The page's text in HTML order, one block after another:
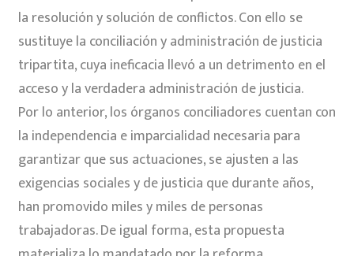
la resolución y solución de conflictos. Con ello se
sustituye la conciliación y administración de justicia
tripartita, cuya ineficacia llevó a un detrimento en el
acceso y la verdadera administración de justicia.
Por lo anterior, los órganos conciliadores cuentan con
la independencia e imparcialidad necesaria para
garantizar que sus actuaciones, se ajusten a las
exigencias sociales y de justicia que durante años,
han promovido miles y miles de personas
trabajadoras. De igual forma, esta propuesta